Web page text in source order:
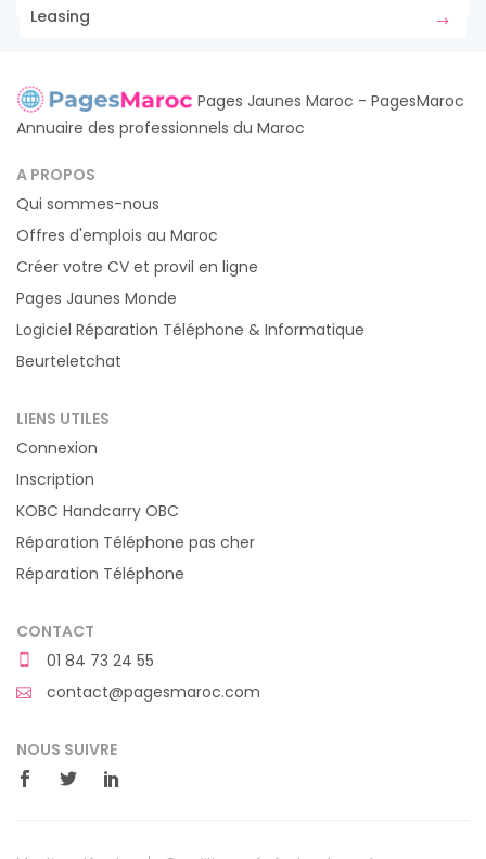
Leasing
Pages Jaunes Maroc - PagesMaroc
Annuaire des professionnels du Maroc
A PROPOS
Qui sommes-nous
Offres d'emplois au Maroc
Créer votre CV et provil en ligne
Pages Jaunes Monde
Logiciel Réparation Téléphone & Informatique
Beurteletchat
LIENS UTILES
Connexion
Inscription
KOBC Handcarry OBC
Réparation Téléphone pas cher
Réparation Téléphone
CONTACT
01 84 73 24 55
contact@pagesmaroc.com
NOUS SUIVRE